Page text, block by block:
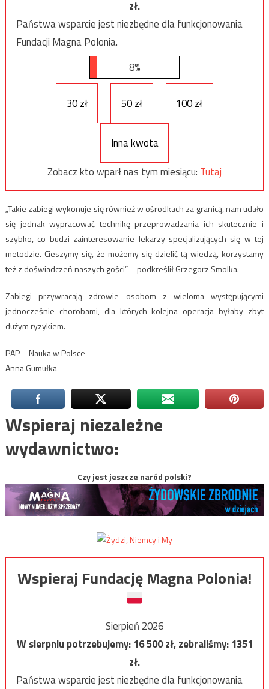
zł.
Państwa wsparcie jest niezbędne dla funkcjonowania
Fundacji Magna Polonia.
8%
30 zł 50 zł 100 zł
Inna kwota
Zobacz kto wparł nas tym miesiącu: Tutaj
„Takie zabiegi wykonuje się również w ośrodkach za granicą, nam udało
się jednak wypracować technikę przeprowadzania ich skutecznie i
szybko, co budzi zainteresowanie lekarzy specjalizujących się w tej
metodzie. Cieszymy się, że możemy się dzielić tą wiedzą, korzystamy
też z doświadczeń naszych gości” – podkreślił Grzegorz Smolka.
Zabiegi przywracają zdrowie osobom z wieloma występującymi
jednocześnie chorobami, dla których kolejna operacja byłaby zbyt
dużym ryzykiem.
PAP – Nauka w Polsce
Anna Gumułka
Wspieraj niezależne
wydawnictwo:
Czy jest jeszcze naród polski?
Wspieraj Fundację Magna Polonia!
Sierpień 2026
W sierpniu potrzebujemy:16 500zł, zebraliśmy:1351
zł.
Państwa wsparcie jest niezbędne dla funkcjonowania